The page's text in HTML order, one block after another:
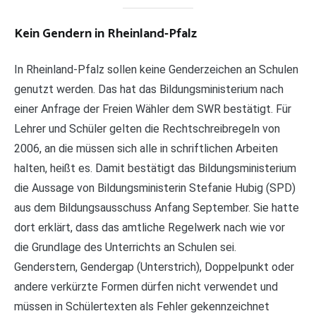
Kein Gendern in Rheinland-Pfalz
In Rheinland-Pfalz sollen keine Genderzeichen an Schulen
genutzt werden. Das hat das Bildungsministerium nach
einer Anfrage der Freien Wähler dem SWR bestätigt. Für
Lehrer und Schüler gelten die Rechtschreibregeln von
2006, an die müssen sich alle in schriftlichen Arbeiten
halten, heißt es. Damit bestätigt das Bildungsministerium
die Aussage von Bildungsministerin Stefanie Hubig (SPD)
aus dem Bildungsausschuss Anfang September. Sie hatte
dort erklärt, dass das amtliche Regelwerk nach wie vor
die Grundlage des Unterrichts an Schulen sei.
Genderstern, Gendergap (Unterstrich), Doppelpunkt oder
andere verkürzte Formen dürfen nicht verwendet und
müssen in Schülertexten als Fehler gekennzeichnet